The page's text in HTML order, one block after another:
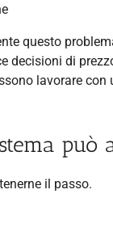
questo
decisioni di
lavorare con
può
il passo.